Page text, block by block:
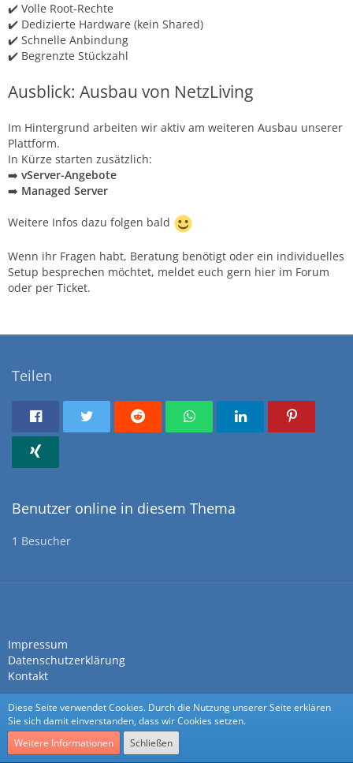
✔️ Volle Root-Rechte
✔️ Dedizierte Hardware (kein Shared)
✔️ Schnelle Anbindung
✔️ Begrenzte Stückzahl
Ausblick: Ausbau von NetzLiving
Im Hintergrund arbeiten wir aktiv am weiteren Ausbau unserer
Plattform.
In Kürze starten zusätzlich:
➡️ vServer-Angebote
➡️ Managed Server
Weitere Infos dazu folgen bald
Wenn ihr Fragen habt, Beratung benötigt oder ein individuelles
Setup besprechen möchtet, meldet euch gern hier im Forum
oder per Ticket.
Teilen
Benutzer online in diesem Thema
1 Besucher
Impressum
Datenschutzerklärung
Kontakt
Diese Seite verwendet Cookies. Durch die Nutzung unserer Seite erklären
Sie sich damit einverstanden, dass wir Cookies setzen.
Weitere Informationen
Schließen